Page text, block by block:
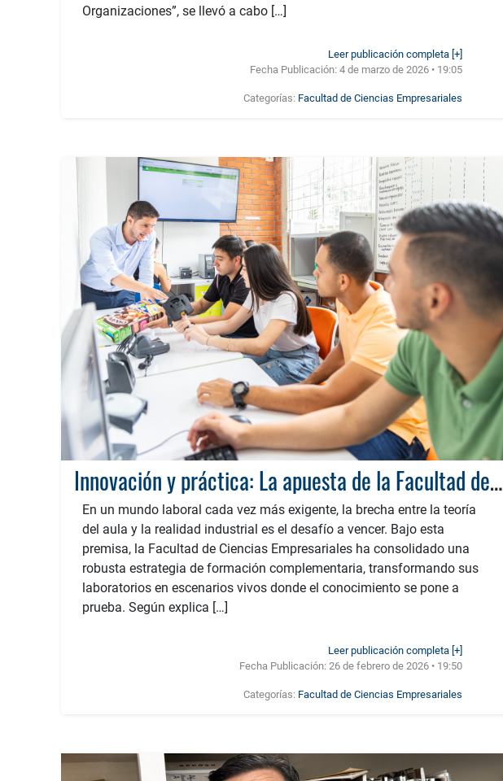
Organizaciones”, se llevó a cabo […]
Leer publicación completa [+]
Fecha Publicación:4 de marzo de 2026 • 19:05
Categorías: Facultad de Ciencias Empresariales
Innovación y práctica: La apuesta de la Facultad de Ciencias Empresariales por el aprendizaje experiencial
En un mundo laboral cada vez más exigente, la brecha entre la teoría
del aula y la realidad industrial es el desafío a vencer. Bajo esta
premisa, la Facultad de Ciencias Empresariales ha consolidado una
robusta estrategia de formación complementaria, transformando sus
laboratorios en escenarios vivos donde el conocimiento se pone a
prueba. Según explica […]
Leer publicación completa [+]
Fecha Publicación:26 de febrero de 2026 • 19:50
Categorías: Facultad de Ciencias Empresariales